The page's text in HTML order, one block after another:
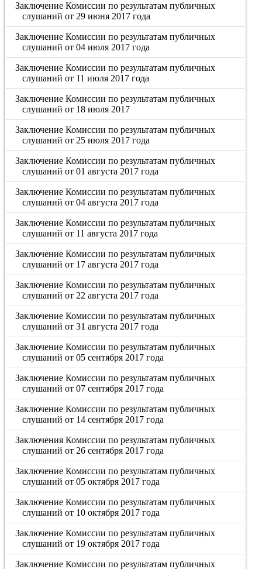
Заключение Комиссии по результатам публичных
слушаний от 29 июня 2017 года
Заключение Комиссии по результатам публичных
слушаний от 04 июля 2017 года
Заключение Комиссии по результатам публичных
слушаний от 11 июля 2017 года
Заключение Комиссии по результатам публичных
слушаний от 18 июля 2017
Заключение Комиссии по результатам публичных
слушаний от 25 июля 2017 года
Заключение Комиссии по результатам публичных
слушаний от 01 августа 2017 года
Заключение Комиссии по результатам публичных
слушаний от 04 августа 2017 года
Заключение Комиссии по результатам публичных
слушаний от 11 августа 2017 года
Заключение Комиссии по результатам публичных
слушаний от 17 августа 2017 года
Заключение Комиссии по результатам публичных
слушаний от 22 августа 2017 года
Заключение Комиссии по результатам публичных
слушаний от 31 августа 2017 года
Заключение Комиссии по результатам публичных
слушаний от 05 сентября 2017 года
Заключение Комиссии по результатам публичных
слушаний от 07 сентября 2017 года
Заключение Комиссии по результатам публичных
слушаний от 14 сентября 2017 года
Заключения Комиссии по результатам публичных
слушаний от 26 сентября 2017 года
Заключение Комиссии по результатам публичных
слушаний от 05 октября 2017 года
Заключение Комиссии по результатам публичных
слушаний от 10 октября 2017 года
Заключение Комиссии по результатам публичных
слушаний от 19 октября 2017 года
Заключение Комиссии по результатам публичных